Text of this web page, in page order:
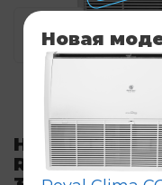
Напольно-
Royal Clima
Новая